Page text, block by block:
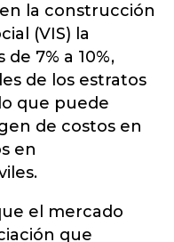
la construcción
(VIS) la
7% a 10%,
de los estratos
que puede
de costos en
en
el mercado
que